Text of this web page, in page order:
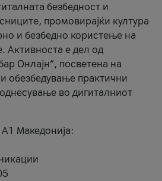
безбедност и
промовирајќи култура
и безбедно користење на
Активноста е дел од
Онлајн“, посветена на
обезбедување практични
во дигиталниот
Македонија: